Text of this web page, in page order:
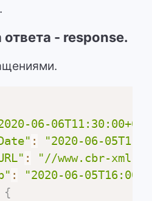
- response.
06-
:
"2020-06-
:
"//www.cbr-xml-
:
"2020-06-
{